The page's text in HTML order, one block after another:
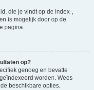
die je vindt op de index-,
is mogelijk door op de
pagina.
op?
genoeg en bevatte
worden. Wees
beschikbare opties.